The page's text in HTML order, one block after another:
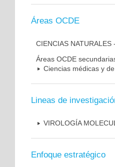
Áreas OCDE
CIENCIAS
Áreas OCDE
Ciencias médicas y
Lineas de
VIROLOGÍA
Enfoque estratégico